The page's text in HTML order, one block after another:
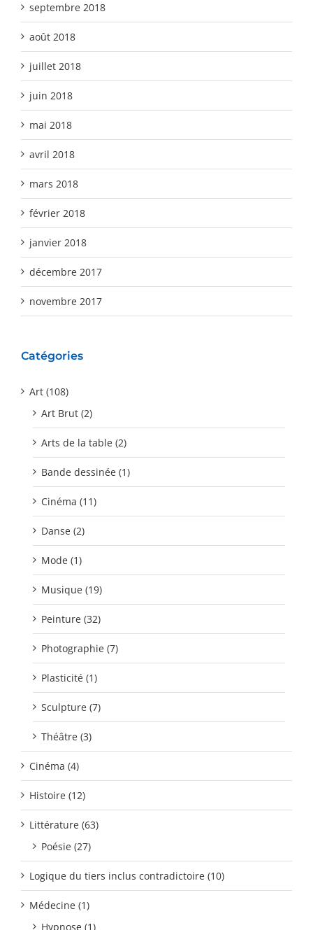
septembre 2018
août 2018
juillet 2018
juin 2018
mai 2018
avril 2018
mars 2018
février 2018
janvier 2018
décembre 2017
novembre 2017
Catégories
Art (108)
Art Brut (2)
Arts de la table (2)
Bande dessinée (1)
Cinéma (11)
Danse (2)
Mode (1)
Musique (19)
Peinture (32)
Photographie (7)
Plasticité (1)
Sculpture (7)
Théâtre (3)
Cinéma (4)
Histoire (12)
Littérature (63)
Poésie (27)
Logique du tiers inclus contradictoire (10)
Médecine (1)
Hypnose (1)